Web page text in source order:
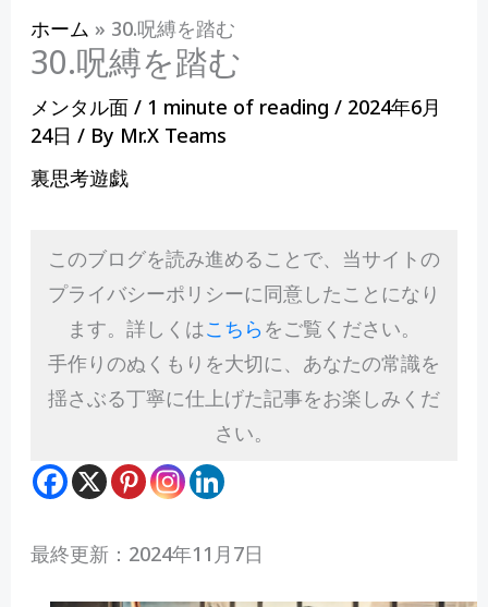
ホーム » 30.呪縛を踏む
30.呪縛を踏む
メンタル面/ 1 minute of reading / 2024年6月
24日 / By Mr.X Teams
裏思考遊戯
このブログを読み進めることで、当サイトの
プライバシーポリシーに同意したことになり
ます。詳しくはこちら をご覧ください。
手作りのぬくもりを大切に、あなたの常識を
揺さぶる丁寧に仕上げた記事をお楽しみくだ
さい。
最終更新：2024年11月7日